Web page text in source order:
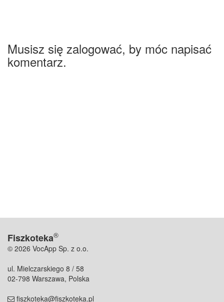
Musisz się zalogować, by móc napisać
komentarz.
Fiszkoteka®
© 2026 VocApp Sp. z o.o.
ul. Mielczarskiego 8 / 58
02-798 Warszawa, Polska
fiszkoteka@fiszkoteka.pl